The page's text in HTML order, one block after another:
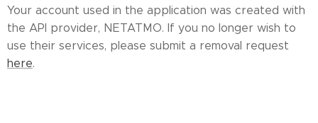
Your account used in the application was created with
the API provider, NETATMO. If you no longer wish to
use their services, please submit a removal request
here.